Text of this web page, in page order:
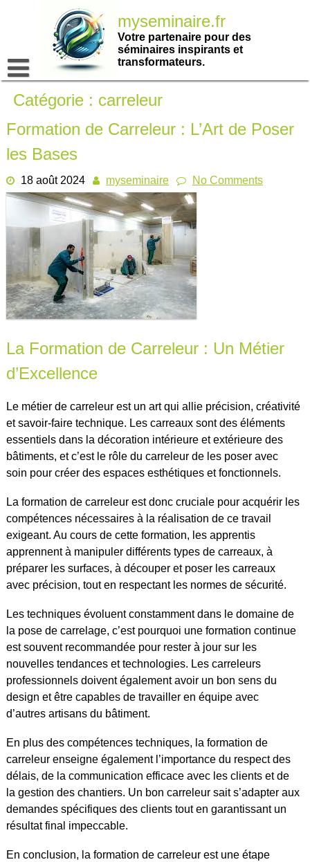
myseminaire.fr
Votre partenaire pour des
séminaires inspirants et
transformateurs.
Catégorie : carreleur
Formation de Carreleur : L’Art de Poser
les Bases
18 août 2024 myseminaire No Comments
La Formation de Carreleur : Un Métier
d’Excellence
Le métier de carreleur est un art qui allie précision, créativité
et savoir-faire technique. Les carreaux sont des éléments
essentiels dans la décoration intérieure et extérieure des
bâtiments, et c’est le rôle du carreleur de les poser avec
soin pour créer des espaces esthétiques et fonctionnels.
La formation de carreleur est donc cruciale pour acquérir les
compétences nécessaires à la réalisation de ce travail
exigeant. Au cours de cette formation, les apprentis
apprennent à manipuler différents types de carreaux, à
préparer les surfaces, à découper et poser les carreaux
avec précision, tout en respectant les normes de sécurité.
Les techniques évoluent constamment dans le domaine de
la pose de carrelage, c’est pourquoi une formation continue
est souvent recommandée pour rester à jour sur les
nouvelles tendances et technologies. Les carreleurs
professionnels doivent également avoir un bon sens du
design et être capables de travailler en équipe avec
d’autres artisans du bâtiment.
En plus des compétences techniques, la formation de
carreleur enseigne également l’importance du respect des
délais, de la communication efficace avec les clients et de
la gestion des chantiers. Un bon carreleur sait s’adapter aux
demandes spécifiques des clients tout en garantissant un
résultat final impeccable.
En conclusion, la formation de carreleur est une étape